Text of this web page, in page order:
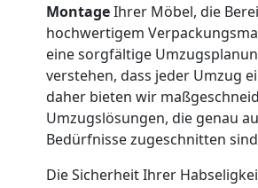
MontageIhrer Möbel, die
hochwertigem
eine sorgfältige
verstehen, dass jeder Umzug
daher bieten wir
Umzugslösungen, die genau
Bedürfnisse zugeschnitten
Die Sicherheit Ihrer
Kleintransport
Feldkirch
Möbelmontage